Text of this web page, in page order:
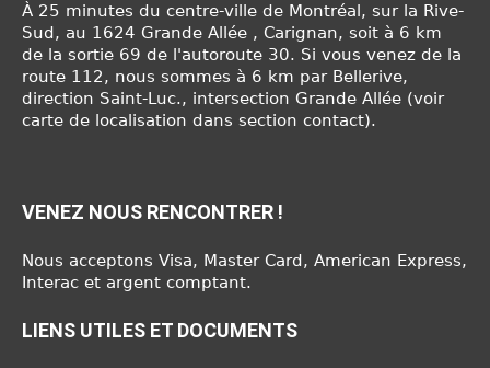
À 25 minutes du centre-ville de Montréal, sur la Rive-
Sud, au 1624 Grande Allée , Carignan, soit à 6 km
de la sortie 69 de l'autoroute 30. Si vous venez de la
route 112, nous sommes à 6 km par Bellerive,
direction Saint-Luc., intersection Grande Allée (voir
carte de localisation dans section contact).
VENEZ NOUS RENCONTRER !
Nous acceptons Visa, Master Card, American Express,
Interac et argent comptant.
LIENS UTILES ET DOCUMENTS